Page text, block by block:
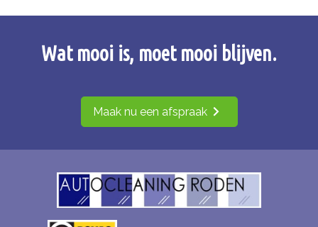
Wat mooi is, moet mooi blijven.
Maak nu een afspraak